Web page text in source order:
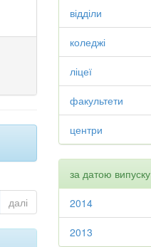
далі
відділи
коледжі
ліцеї
факультети
центри
за датою випуску
2014
2013